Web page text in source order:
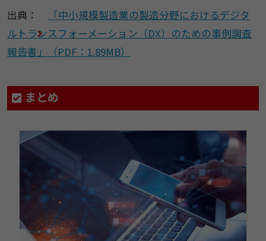
出典：
「中小規模製造業の製造分野におけるデジタ
ルトランスフォーメーション（DX）のための事例調査
報告書」（PDF：1.89MB）
まとめ